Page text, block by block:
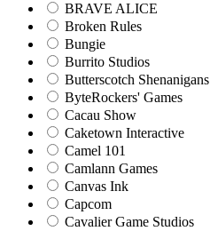
BRAVE ALICE
Broken Rules
Bungie
Burrito Studios
Butterscotch Shenanigans
ByteRockers' Games
Cacau Show
Caketown Interactive
Camel 101
Camlann Games
Canvas Ink
Capcom
Cavalier Game Studios